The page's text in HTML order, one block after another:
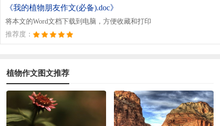
《我的植物朋友作文(必备).doc》
将本文的Word文档下载到电脑，方便收藏和打印
推荐度：
植物作文图文推荐